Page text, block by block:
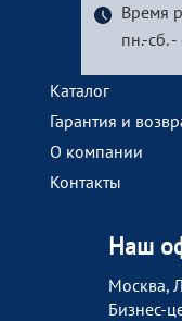
Время
пн.-сб.
Каталог
Гарантия и
О компании
Контакты
Наш
Москва,
Бизнес-